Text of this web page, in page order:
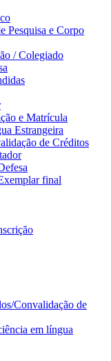
Pesquisa e Corpo
/ Colegiado
e Matrícula
Estrangeira
de Créditos
final
Convalidação de
em língua